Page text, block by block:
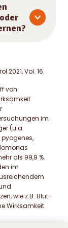
2021, Vol. 16.
von
im
(u.a.
als 99,9 %.
im
wie z.B. Blut-
Wirksamkeit